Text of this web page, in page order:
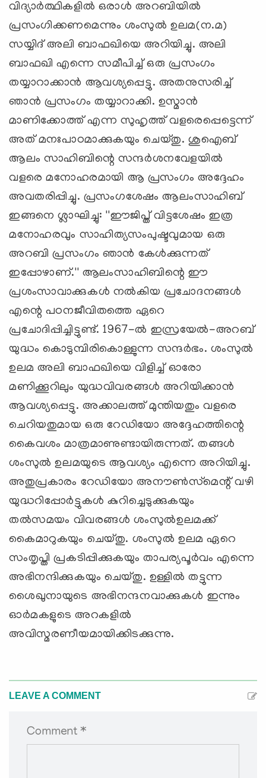
വിദ്യാര്‍ത്ഥികളില്‍ ഒരാള്‍ അറബിയില്‍
പ്രസംഗിക്കണമെന്നും ശംസുല്‍ ഉലമ(ന.മ)
സയ്യിദ് അലി ബാഫഖിയെ അറിയിച്ചു. അലി
ബാഫഖി എന്നെ സമീപിച്ച് ഒരു പ്രസംഗം
തയ്യാറാക്കാന്‍ ആവശ്യപ്പെട്ടു. അതനുസരിച്ച്
ഞാന്‍ പ്രസംഗം തയ്യാറാക്കി. ഉസ്മാന്‍
മാണിക്കോത്ത് എന്ന സുഹൃത്ത് വളരെപ്പെട്ടെന്ന്
അത് മനഃപാഠമാക്കുകയും ചെയ്തു. ശുഐബ്
ആലം സാഹിബിന്റെ സന്ദര്‍ശനവേളയില്‍
വളരെ മനോഹരമായി ആ പ്രസംഗം അദ്ദേഹം
അവതരിപ്പിച്ചു. പ്രസംഗശേഷം ആലംസാഹിബ്
ഇങ്ങനെ ശ്ലാഘിച്ചു: ''ഈജിപ്ത് വിട്ടശേഷം ഇത്ര
മനോഹരവും സാഹിത്യസംപുഷ്ടവുമായ ഒരു
അറബി പ്രസംഗം ഞാന്‍ കേള്‍ക്കുന്നത്
ഇപ്പോഴാണ്.'' ആലംസാഹിബിന്റെ ഈ
പ്രശംസാവാക്കുകള്‍ നല്‍കിയ പ്രചോദനങ്ങള്‍
എന്റെ പഠനജീവിതത്തെ ഏറെ
പ്രചോദിപ്പിച്ചിട്ടുണ്ട്. 1967-ല്‍ ഇസ്രയേല്‍-അറബ്
യുദ്ധം കൊടുമ്പിരികൊള്ളുന്ന സന്ദര്‍ഭം. ശംസുല്‍
ഉലമ അലി ബാഫഖിയെ വിളിച്ച് ഓരോ
മണിക്കൂറിലും യുദ്ധവിവരങ്ങള്‍ അറിയിക്കാന്‍
ആവശ്യപ്പെട്ടു. അക്കാലത്ത് മുന്തിയതും വളരെ
ചെറിയതുമായ ഒരു റേഡിയോ അദ്ദേഹത്തിന്റെ
കൈവശം മാത്രമാണുണ്ടായിരുന്നത്. തങ്ങള്‍
ശംസുല്‍ ഉലമയുടെ ആവശ്യം എന്നെ അറിയിച്ചു.
അതുപ്രകാരം റേഡിയോ അനൗണ്‍സ്‌മെന്റ് വഴി
യുദ്ധറിപ്പോര്‍ട്ടുകള്‍ കുറിച്ചെടുക്കുകയും
തല്‍സമയം വിവരങ്ങള്‍ ശംസുല്‍ഉലമക്ക്
കൈമാറുകയും ചെയ്തു. ശംസുല്‍ ഉലമ ഏറെ
സംതൃപ്തി പ്രകടിപ്പിക്കുകയും താപര്യപൂര്‍വം എന്നെ
അഭിനന്ദിക്കുകയും ചെയ്തു. ഉള്ളില്‍ തട്ടുന്ന
ശൈഖുനായുടെ അഭിനന്ദനവാക്കുകള്‍ ഇന്നും
ഓര്‍മകളുടെ അറകളില്‍
അവിസ്മരണീയമായിക്കിടക്കുന്നു.
LEAVE A COMMENT
Comment *